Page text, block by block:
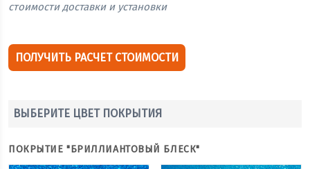
стоимости доставки и установки
ПОЛУЧИТЬ РАСЧЕТ СТОИМОСТИ
ВЫБЕРИТЕ ЦВЕТ ПОКРЫТИЯ
ПОКРЫТИЕ "БРИЛЛИАНТОВЫЙ БЛЕСК"